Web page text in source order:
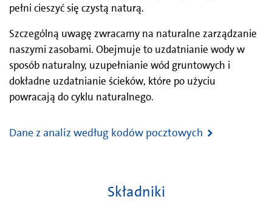
pełni cieszyć się czystą naturą.
Szczególną uwagę zwracamy na naturalne zarządzanie
naszymi zasobami. Obejmuje to uzdatnianie wody w
sposób naturalny, uzupełnianie wód gruntowych i
dokładne uzdatnianie ścieków, które po użyciu
powracają do cyklu naturalnego.
Dane z analiz według kodów pocztowych
Składniki